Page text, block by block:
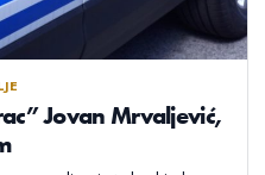
Jovan Mrvaljević,